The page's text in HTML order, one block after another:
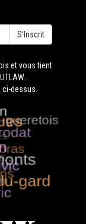
S'Inscrit
et vous tient
dessus.